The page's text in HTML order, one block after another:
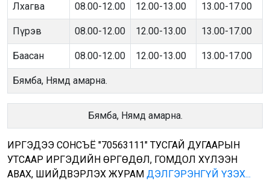
Лхагва 08.00-12.00 12.00-13.00 13.00-17.00
Пүрэв 08.00-12.00 12.00-13.00 13.00-17.00
Баасан 08.00-12.00 12.00-13.00 13.00-17.00
Бямба, Нямд амарна.
Бямба, Нямд амарна.
ИРГЭДЭЭ СОНСЪЁ "70563111" ТУСГАЙ ДУГААРЫН
УТСААР ИРГЭДИЙН ӨРГӨДӨЛ, ГОМДОЛ ХҮЛЭЭН
АВАХ, ШИЙДВЭРЛЭХ ЖУРАМ ДЭЛГЭРЭНГҮЙ ҮЗЭХ...